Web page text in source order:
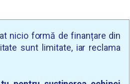
nicio formă de finanțare din
sunt limitate, iar reclama